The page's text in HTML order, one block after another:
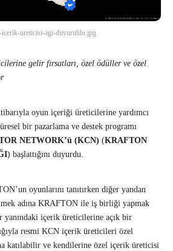
ureticisi-agi-duyuruldu.jpg
gelir fırsatları, özel ödüller ve özel
oyun içeriği üreticilerine yardımcı
bir pazarlama ve destek programı
NETWORK’ü (KCN) (KRAFTON
) başlattığını duyurdu.
oyunlarını tanıtırken diğer yandan
adına KRAFTON ile iş birliği yapmak
yanındaki içerik üreticilerine açık bir
resmi KCN içerik üreticileri özel
katılabilir ve kendilerine özel içerik üreticisi